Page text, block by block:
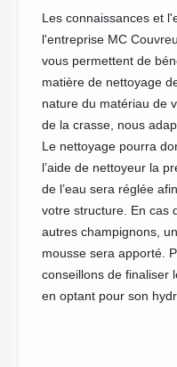
Les connaissances et
l'entreprise MC
vous permettent de
matière de nettoyage
nature du matériau de
de la crasse, nous
Le nettoyage pourra
l’aide de nettoyeur la
de l’eau sera réglée
votre structure. En cas
autres champignons,
mousse sera apporté.
conseillons de finaliser
en optant pour son